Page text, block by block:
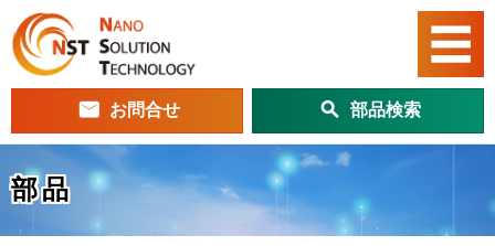
お問合せ 部品検索
部品